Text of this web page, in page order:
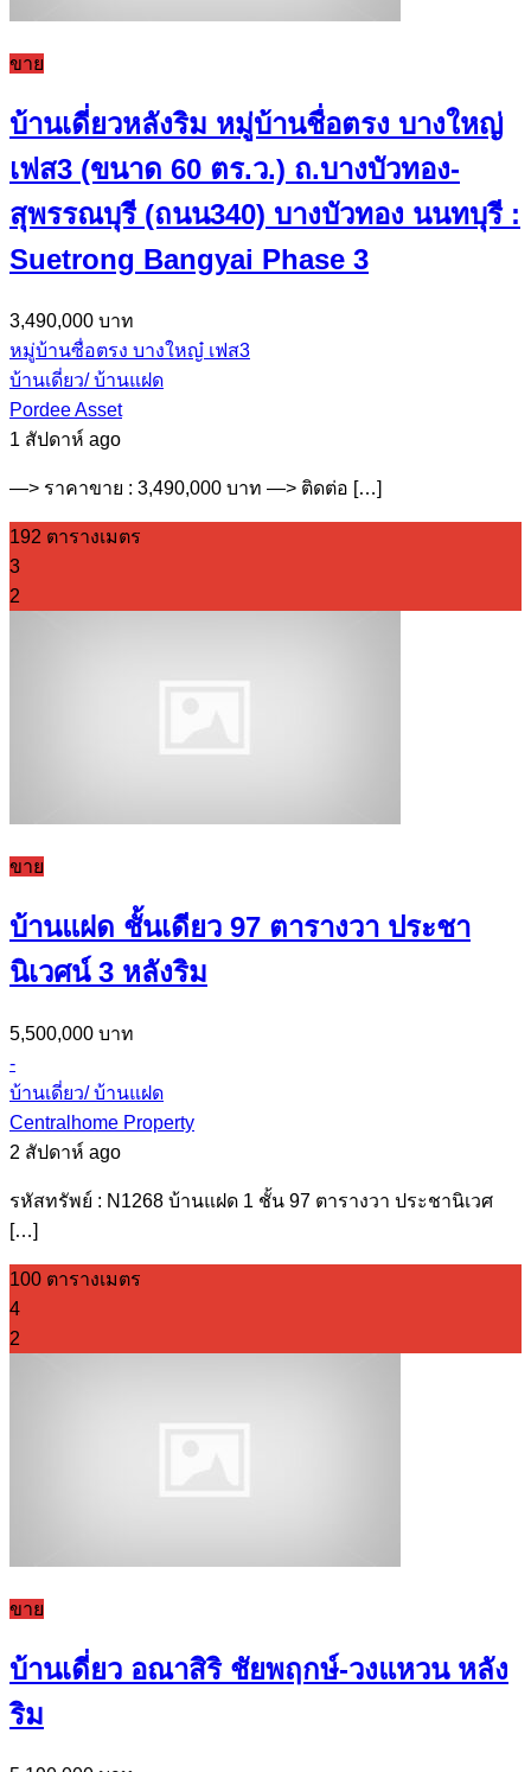
ขาย
บ้านเดี่ยวหลังริม หมู่บ้านชื่อตรง บางใหญ่
เฟส3 (ขนาด 60 ตร.ว.) ถ.บางบัวทอง-
สุพรรณบุรี (ถนน340) บางบัวทอง นนทบุรี :
Suetrong Bangyai Phase 3
3,490,000 บาท
หมู่บ้านซื่อตรง บางใหญ๋ เฟส3
บ้านเดี่ยว/ บ้านแฝด
Pordee Asset
1 สัปดาห์ ago
—> ราคาขาย : 3,490,000 บาท —> ติดต่อ […]
192 ตารางเมตร
3
2
ขาย
บ้านแฝด ชั้นเดียว 97 ตารางวา ประชา
นิเวศน์ 3 หลังริม
5,500,000 บาท
-
บ้านเดี่ยว/ บ้านแฝด
Centralhome Property
2 สัปดาห์ ago
รหัสทรัพย์ : N1268 บ้านแฝด 1 ชั้น 97 ตารางวา ประชานิเวศ
[…]
100 ตารางเมตร
4
2
ขาย
บ้านเดี่ยว อณาสิริ ชัยพฤกษ์-วงแหวน หลัง
ริม